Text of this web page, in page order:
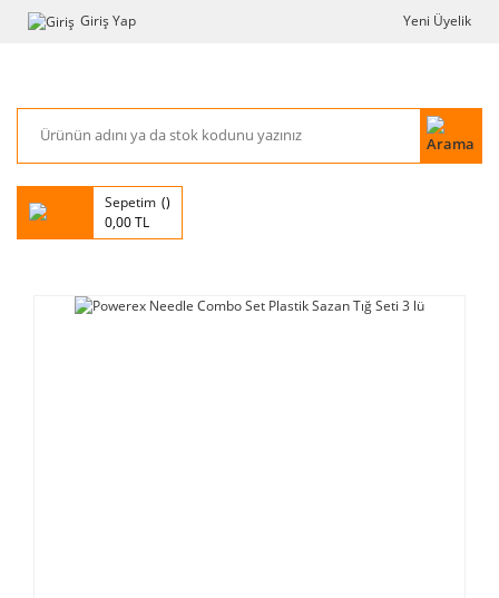
Giriş Yap Yeni Üyelik
Sepetim
0,00 TL